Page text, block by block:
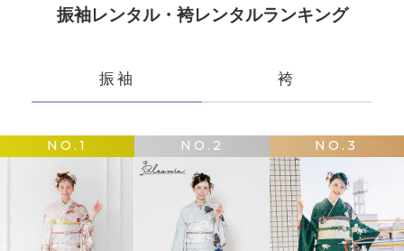
振袖レンタル・袴レンタルランキング
振袖 袴
NO.1 NO.2 NO.3